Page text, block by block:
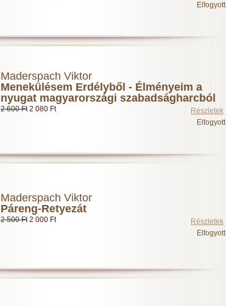
Elfogyott
Maderspach Viktor
Menekülésem Erdélyből - Élményeim a
nyugat magyarországi szabadságharcból
2 600 Ft 2 080 Ft
Részletek
Elfogyott
Maderspach Viktor
Páreng-Retyezát
2 500 Ft 2 000 Ft
Részletek
Elfogyott